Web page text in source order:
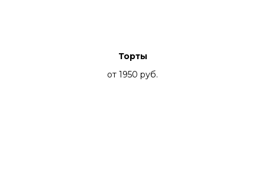
Торты
от 1950 руб.